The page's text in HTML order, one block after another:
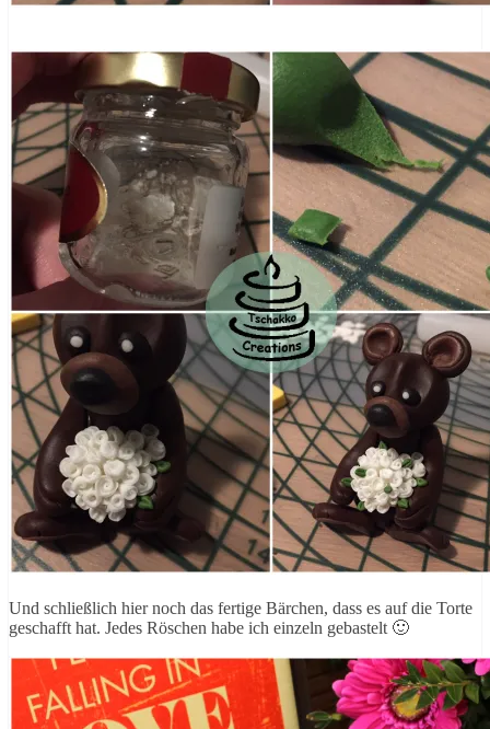
Und schließlich hier noch das fertige Bärchen, dass es auf die Torte
geschafft hat. Jedes Röschen habe ich einzeln gebastelt 🙂